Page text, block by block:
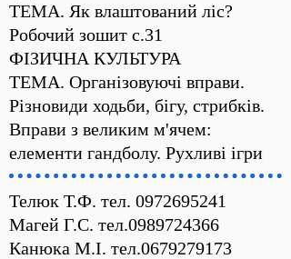
ТЕМА. Як влаштований ліс?
Робочий зошит с.31
ФІЗИЧНА КУЛЬТУРА
ТЕМА. Організовуючі вправи.
Різновиди ходьби, бігу, стрибків.
Вправи з великим м'ячем:
елементи гандболу. Рухливі ігри
Телюк Т.Ф. тел. 0972695241
Магей Г.С. тел.0989724366
Канюка М.І. тел.0679279173